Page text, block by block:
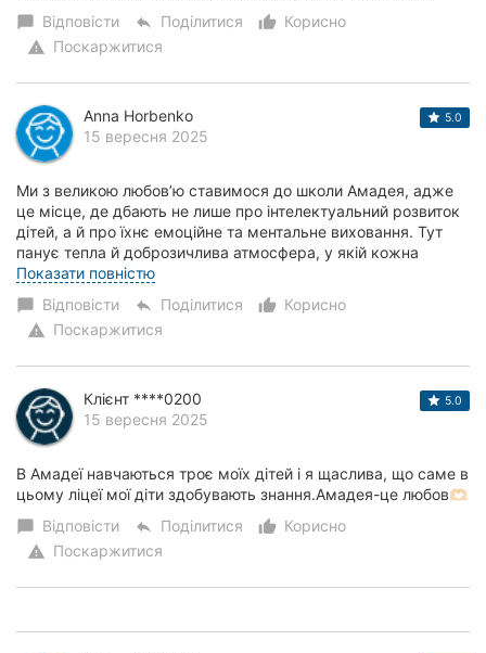
chat_bubble Відповісти reply Поділитися thumb_up_alt
Корисно
warning Поскаржитися
Anna Horbenko
15 вересня 2025
5.0
Ми з великою любов’ю ставимося до школи Амадея, адже
це місце, де дбають не лише про інтелектуальний розвиток
дітей, а й про їхнє емоційне та ментальне виховання. Тут
панує тепла й доброзичлива атмосфера, у якій кожна
дитина відчуває себе важливою та...
Показати повністю
chat_bubble Відповісти reply Поділитися thumb_up_alt
Корисно
warning Поскаржитися
Клієнт ****0200
15 вересня 2025
5.0
В Амадеї навчаються троє моїх дітей і я щаслива, що саме в
цьому ліцеї мої діти здобувають знання.Амадея-це любов🫶🏻
chat_bubble Відповісти reply Поділитися thumb_up_alt
Корисно
warning Поскаржитися